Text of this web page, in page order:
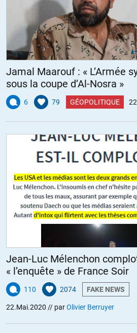
Jamal Maarouf : « L’Armée
sous la coupe d’Al-Nosra »
6 79 GÉOPOLITIQUE
Jean-Luc Mélenchon
« l’enquête » de France Soir
110 2074 FAKE NEWS
22.Mai.2020 // parOlivier Berruyer